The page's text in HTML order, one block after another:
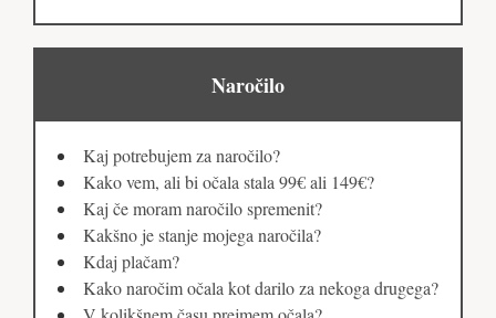
Naročilo
Kaj potrebujem za naročilo?
Kako vem, ali bi očala stala 99€ ali 149€?
Kaj če moram naročilo spremenit?
Kakšno je stanje mojega naročila?
Kdaj plačam?
Kako naročim očala kot darilo za nekoga drugega?